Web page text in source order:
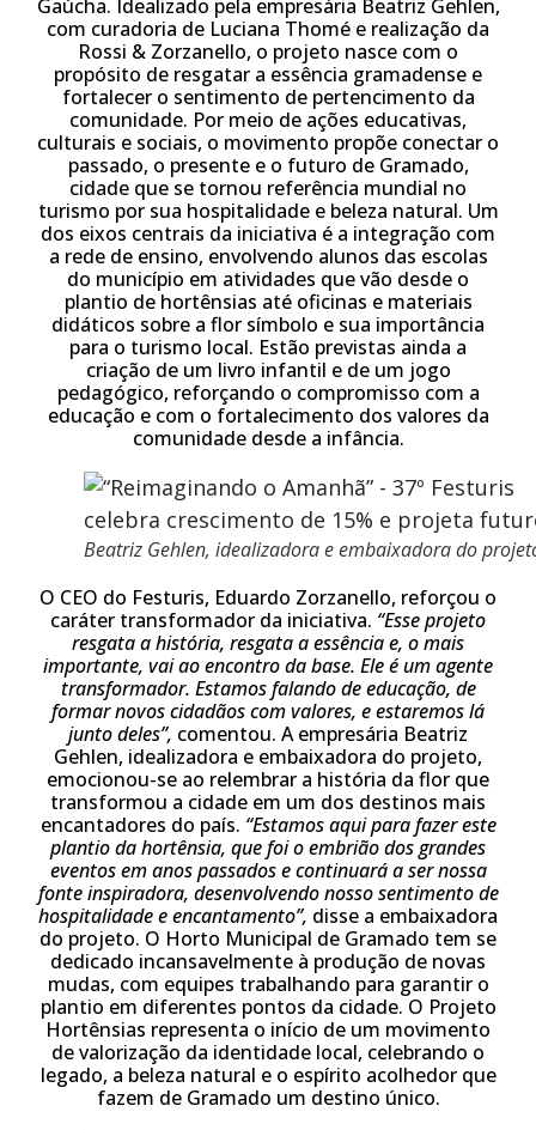
Gaúcha. Idealizado pela empresária Beatriz Gehlen,
com curadoria de Luciana Thomé e realização da
Rossi & Zorzanello, o projeto nasce com o
propósito de resgatar a essência gramadense e
fortalecer o sentimento de pertencimento da
comunidade. Por meio de ações educativas,
culturais e sociais, o movimento propõe conectar o
passado, o presente e o futuro de Gramado,
cidade que se tornou referência mundial no
turismo por sua hospitalidade e beleza natural. Um
dos eixos centrais da iniciativa é a integração com
a rede de ensino, envolvendo alunos das escolas
do município em atividades que vão desde o
plantio de hortênsias até oficinas e materiais
didáticos sobre a flor símbolo e sua importância
para o turismo local. Estão previstas ainda a
criação de um livro infantil e de um jogo
pedagógico, reforçando o compromisso com a
educação e com o fortalecimento dos valores da
comunidade desde a infância.
Beatriz Gehlen, idealizadora e embaixadora do
O CEO do Festuris, Eduardo Zorzanello, reforçou o
caráter transformador da iniciativa. “Esse projeto
resgata a história, resgata a essência e, o mais
importante, vai ao encontro da base. Ele é um agente
transformador. Estamos falando de educação, de
formar novos cidadãos com valores, e estaremos lá
junto deles”, comentou. A empresária Beatriz
Gehlen, idealizadora e embaixadora do projeto,
emocionou-se ao relembrar a história da flor que
transformou a cidade em um dos destinos mais
encantadores do país. “Estamos aqui para fazer este
plantio da hortênsia, que foi o embrião dos grandes
eventos em anos passados e continuará a ser nossa
fonte inspiradora, desenvolvendo nosso sentimento de
hospitalidade e encantamento”, disse a embaixadora
do projeto. O Horto Municipal de Gramado tem se
dedicado incansavelmente à produção de novas
mudas, com equipes trabalhando para garantir o
plantio em diferentes pontos da cidade. O Projeto
Hortênsias representa o início de um movimento
de valorização da identidade local, celebrando o
legado, a beleza natural e o espírito acolhedor que
fazem de Gramado um destino único.